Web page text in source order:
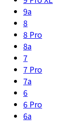
9a
8
8 Pro
8a
7
7 Pro
7a
6
6 Pro
6a